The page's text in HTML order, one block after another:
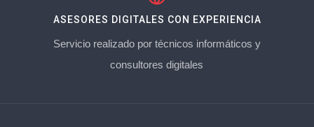
ASESORES DIGITALES CON EXPERIENCIA
Servicio realizado por técnicos informáticos y
consultores digitales